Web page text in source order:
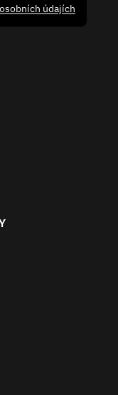
údajích